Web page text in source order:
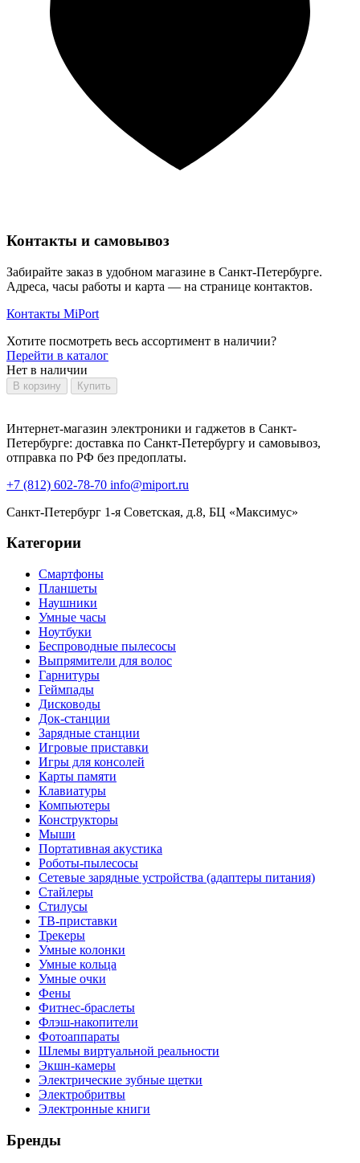
Контакты и самовывоз
Забирайте заказ в удобном магазине в Санкт-Петербурге.
Адреса, часы работы и карта — на странице контактов.
Контакты MiPort
Хотите посмотреть весь ассортимент в наличии?
Перейти в каталог
Нет в наличии
В корзину Купить
Интернет-магазин электроники и гаджетов в Санкт-
Петербурге: доставка по Санкт-Петербургу и самовывоз,
отправка по РФ без предоплаты.
+7 (812) 602-78-70 info@miport.ru
Санкт-Петербург 1-я Советская, д.8, БЦ «Максимус»
Категории
Смартфоны
Планшеты
Наушники
Умные часы
Ноутбуки
Беспроводные пылесосы
Выпрямители для волос
Гарнитуры
Геймпады
Дисководы
Док-станции
Зарядные станции
Игровые приставки
Игры для консолей
Карты памяти
Клавиатуры
Компьютеры
Конструкторы
Мыши
Портативная акустика
Роботы-пылесосы
Сетевые зарядные устройства (адаптеры питания)
Стайлеры
Стилусы
ТВ-приставки
Трекеры
Умные колонки
Умные кольца
Умные очки
Фены
Фитнес-браслеты
Флэш-накопители
Фотоаппараты
Шлемы виртуальной реальности
Экшн-камеры
Электрические зубные щетки
Электробритвы
Электронные книги
Бренды